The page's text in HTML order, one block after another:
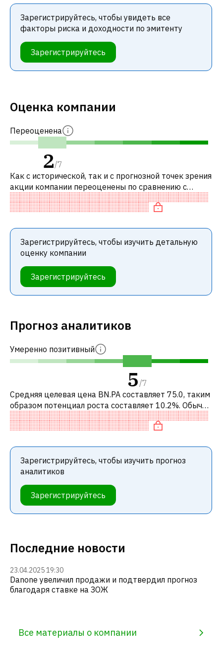
Зарегистрируйтесь, чтобы увидеть все
факторы риска и доходности по эмитенту
Зарегистрируйтесь
Последние новости
23.04.2025 19:30
Danone увеличил продажи и подтвердил прогноз
благодаря ставке на ЗОЖ
Все материалы о компании
Оценка компании
Переоценена
2/7
Как с исторической, так и с прогнозной точек зрения
акции компании переоценены по сравнению с
аналогичными акциями. В частности, акция
справедливо оценена по P/E, переоце
Зарегистрируйтесь, чтобы изучить детальную
оценку компании
Зарегистрируйтесь
Прогноз аналитиков
Умеренно позитивный
5 /7
Средняя целевая цена BN.PA составляет 75.0, таким
образом потенциал роста составляет 10.2%. Обычно
это означает рекомендацию «ДЕРЖАТЬ» среди
инвестиционных компаний. Эта
Зарегистрируйтесь, чтобы изучить прогноз
аналитиков
Зарегистрируйтесь